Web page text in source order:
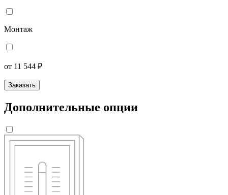
Монтаж
от 11 544 ₽
Заказать
Дополнительные опции